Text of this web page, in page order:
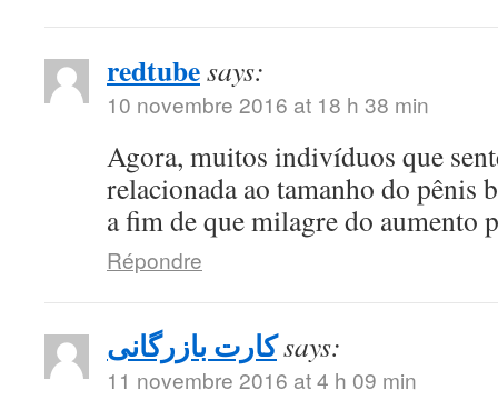
redtubesays:
10 novembre 2016 at 18 h 38 min
Agora, muitos indivíduos que
relacionada ao tamanho do pênis
a fim de que milagre do aumento
Répondre
کارت بازرگانیsays:
11 novembre 2016 at 4 h 09 min